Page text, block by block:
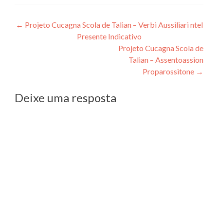
Navegação
← Projeto Cucagna Scola de Talian – Verbi Aussiliari ntel
Presente Indicativo
Projeto Cucagna Scola de
Talian – Assentoassion
Proparossìtone →
Deixe uma resposta